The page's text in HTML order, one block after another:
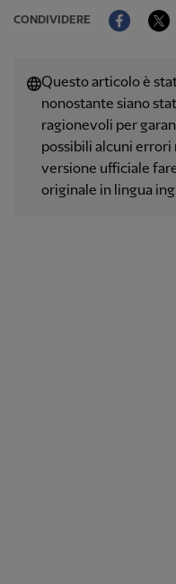
CONDIVIDERE
Questo articolo è
nonostante siano
ragionevoli per
possibili alcuni errori
versione ufficiale
originale in lingua